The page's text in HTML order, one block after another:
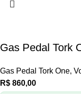
Gas Pedal Tork
Gas Pedal Tork One,
R$ 860,00